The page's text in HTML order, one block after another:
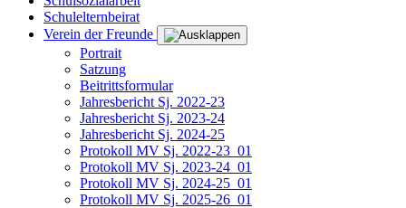
Schulelternbeirat
Verein der Freunde
Portrait
Satzung
Beitrittsformular
Jahresbericht Sj. 2022-23
Jahresbericht Sj. 2023-24
Jahresbericht Sj. 2024-25
Protokoll MV Sj. 2022-23_01
Protokoll MV Sj. 2023-24_01
Protokoll MV Sj. 2024-25_01
Protokoll MV Sj. 2025-26_01